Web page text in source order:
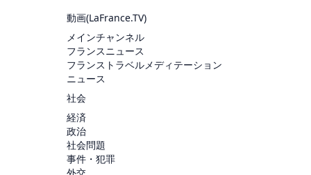
動画(LaFrance.TV)
メインチャンネル
フランスニュース
フランストラベルメディテーション
ニュース
社会
経済
政治
社会問題
事件・犯罪